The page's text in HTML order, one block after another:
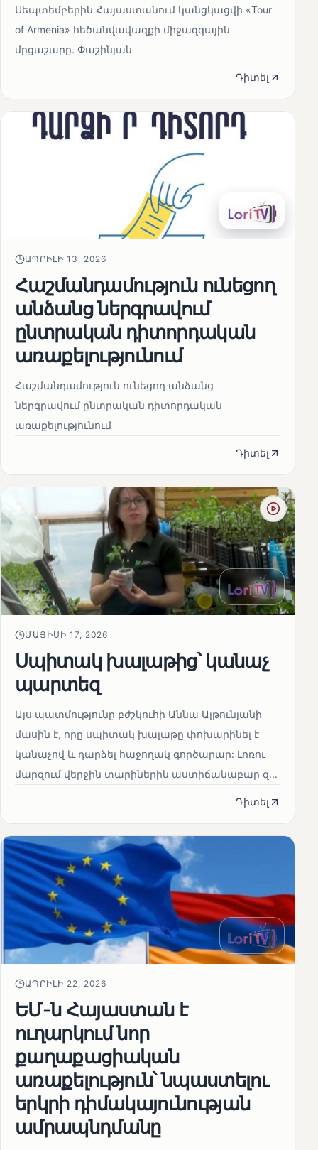
Սեպտեմբերին Հայաստանում կանցկացվի «Tour
of Armenia» հեծանվավազքի միջազգային
մրցաշարը. Փաշինյան
Դիտել
ԱՊՐԻԼԻ 13, 2026
Հաշմանդամություն ունեցող
անձանց ներգրավում
ընտրական դիտորդական
առաքելությունում
Հաշմանդամություն ունեցող անձանց
ներգրավում ընտրական դիտորդական
առաքելությունում
Դիտել
ՄԱՅԻՍԻ 17, 2026
Սպիտակ խալաթից՝ կանաչ
պարտեզ
Այս պատմությունը բժշկուհի Աննա Ալթունյանի
մասին է, որը սպիտակ խալաթը փոխարինել է
կանաչով և դարձել հաջողակ գործարար: Լոռու
մարզում վերջին տարիներին աստիճանաբար զ...
Դիտել
ԱՊՐԻԼԻ 22, 2026
ԵՄ-ն Հայաստան է
ուղարկում նոր
քաղաքացիական
առաքելություն՝ նպաստելու
երկրի դիմակայունության
ամրապնդմանը